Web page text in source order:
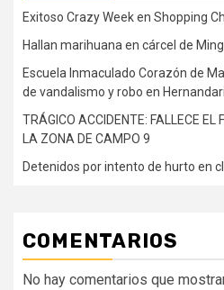
Exitoso Crazy Week en Shopping
Hallan marihuana en cárcel de
Escuela Inmaculado Corazón de
de vandalismo y robo en
TRÁGICO ACCIDENTE: FALLECE EL
LA ZONA DE CAMPO 9
Detenidos por intento de hurto en
COMENTARIOS
No hay comentarios que